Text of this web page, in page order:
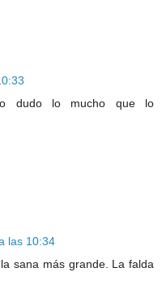
dudo lo mucho que lo
las 10:34
sana más grande. La falda